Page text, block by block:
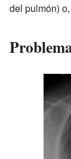
del pulmón)